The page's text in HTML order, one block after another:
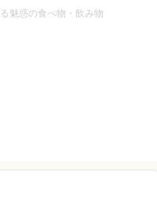
魅惑の食べ物・飲み物